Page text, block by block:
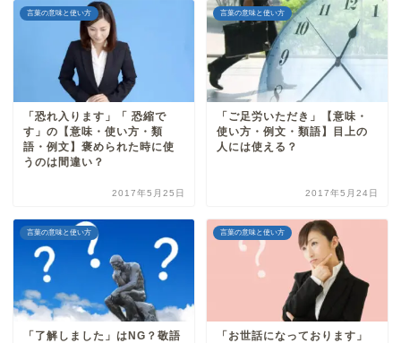
言葉の意味と使い方
「恐れ入ります」「 恐縮で
す」の【意味・使い方・類
語・例文】褒められた時に使
うのは間違い？
2017年5月25日
言葉の意味と使い方
「ご足労いただき」【意味・
使い方・例文・類語】目上の
人には使える？
2017年5月24日
言葉の意味と使い方
「了解しました」はNG？敬語
言葉の意味と使い方
「お世話になっております」